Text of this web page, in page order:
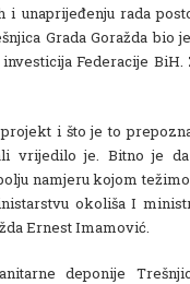
unaprijeđenju rada
Grada Goražda bio
Federacije BiH.
i što je to
vrijedilo je. Bitno je
namjeru kojom težimo
okoliša I
Ernest Imamović.
deponije